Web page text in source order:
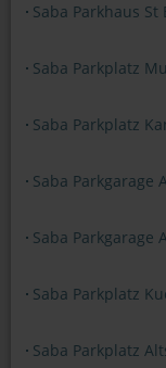
Saba Parkhaus
Saba Parkplatz
Saba Parkplatz
Saba Parkgarage
Saba Parkgarage
Saba Parkplatz
Saba Parkplatz